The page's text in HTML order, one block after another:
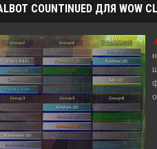
COUNTINUED ДЛЯ WOW